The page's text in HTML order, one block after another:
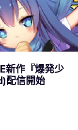
新作『爆発少
配信開始